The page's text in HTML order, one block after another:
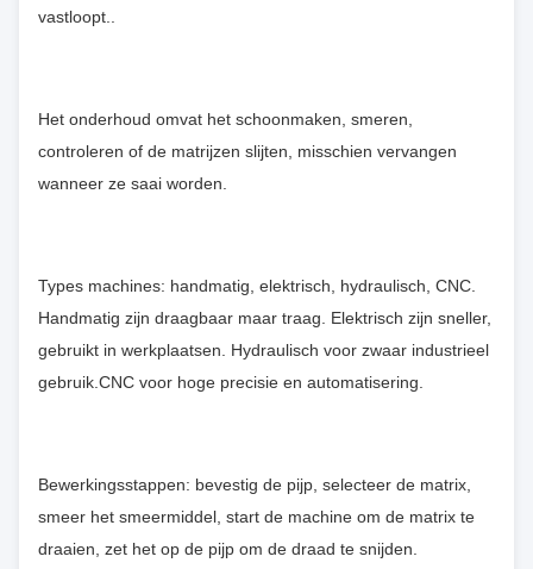
vastloopt..
Het onderhoud omvat het schoonmaken, smeren,
controleren of de matrijzen slijten, misschien vervangen
wanneer ze saai worden.
Types machines: handmatig, elektrisch, hydraulisch, CNC.
Handmatig zijn draagbaar maar traag. Elektrisch zijn sneller,
gebruikt in werkplaatsen. Hydraulisch voor zwaar industrieel
gebruik.CNC voor hoge precisie en automatisering.
Bewerkingsstappen: bevestig de pijp, selecteer de matrix,
smeer het smeermiddel, start de machine om de matrix te
draaien, zet het op de pijp om de draad te snijden.